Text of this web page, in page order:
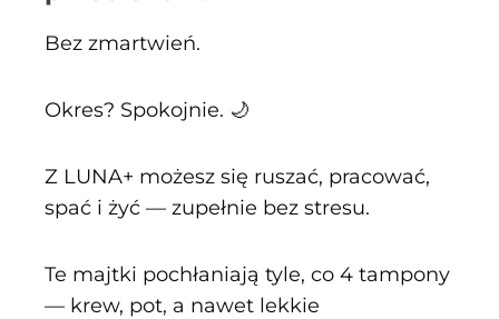
Bez zmartwień.
Okres? Spokojnie. 🌙
Z LUNA+ możesz się ruszać, pracować,
spać i żyć — zupełnie bez stresu.
Te majtki pochłaniają tyle, co 4 tampony
— krew, pot, a nawet lekkie